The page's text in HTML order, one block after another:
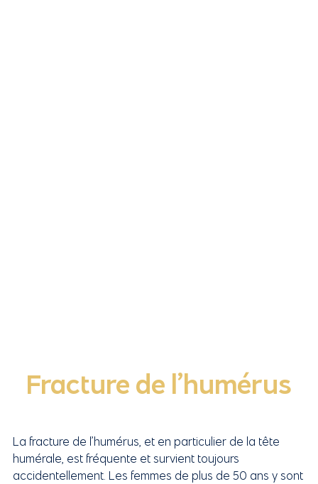
Fracture de l’humérus
La fracture de l’humérus, et en particulier de la tête
humérale, est fréquente et survient toujours
accidentellement. Les femmes de plus de 50 ans y sont